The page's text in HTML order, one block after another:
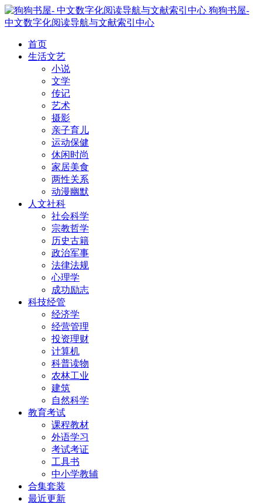
狗狗书屋-
中文数字化阅读导航与文献索引中心
首页
生活文艺
小说
文学
传记
艺术
摄影
亲子育儿
运动保健
休闲时尚
家居美食
两性关系
动漫幽默
人文社科
社会科学
宗教哲学
历史古籍
政治军事
法律法规
心理学
成功励志
科技经管
经济学
经营管理
投资理财
计算机
科普读物
农林工业
建筑
自然科学
教育考试
课程教材
外语学习
考试考证
工具书
中小学教辅
合集套装
最近更新